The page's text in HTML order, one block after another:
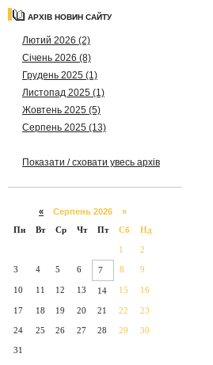
АРХІВ НОВИН САЙТУ
Лютий 2026 (2)
Січень 2026 (8)
Грудень 2025 (1)
Листопад 2025 (1)
Жовтень 2025 (5)
Серпень 2025 (13)
Показати / сховати увесь архів
« Серпень 2026 »
Пн
Вт Ср Чт Пт Сб Нд
1 2
3 4 5 6 7 8 9
10 11 12 13 14 15 16
17 18 19 20 21 22 23
24 25 26 27 28 29 30
31